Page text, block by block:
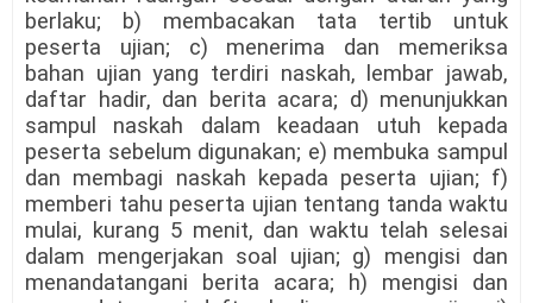
berlaku; b) membacakan tata tertib untuk
peserta ujian; c) menerima dan memeriksa
bahan ujian yang terdiri naskah, lembar jawab,
daftar hadir, dan berita acara; d) menunjukkan
sampul naskah dalam keadaan utuh kepada
peserta sebelum digunakan; e) membuka sampul
dan membagi naskah kepada peserta ujian; f)
memberi tahu peserta ujian tentang tanda waktu
mulai, kurang 5 menit, dan waktu telah selesai
dalam mengerjakan soal ujian; g) mengisi dan
menandatangani berita acara; h) mengisi dan